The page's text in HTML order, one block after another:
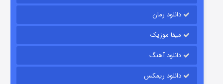
قسمت۱۵ (دوبله) منتشر شد
دانلود رمان
میفا موزیک
دانلود آهنگ
دانلود ریمکس